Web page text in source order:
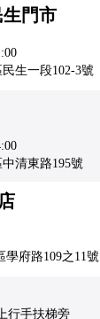
門市
生一段102-3號
清東路195號
學府路109之11號
行手扶梯旁